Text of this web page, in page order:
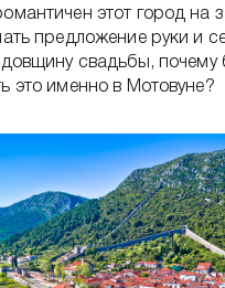
этот город на
предложение руки и
свадьбы, почему
это именно в Мотовуне?